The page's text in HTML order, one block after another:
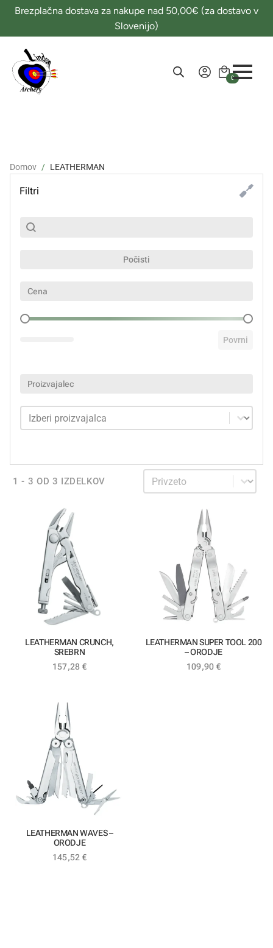
Brezplačna dostava za nakupe nad 50,00€ (za dostavo v
Slovenijo)
0
Domov LEATHERMAN
Filtri
SubSearch
Search content
Počisti
Cena
Cena
Povrni
Proizvajalec
Proizvajalec
Proizvajalec
1 - 3 OD 3 IZDELKOV Sortiraj
Sortiraj
157,28 €
LEATHERMAN CRUNCH,
SREBRN
109,90 €
LEATHERMAN SUPER TOOL 200
– ORODJE
145,52 €
LEATHERMAN WAVES –
ORODJE